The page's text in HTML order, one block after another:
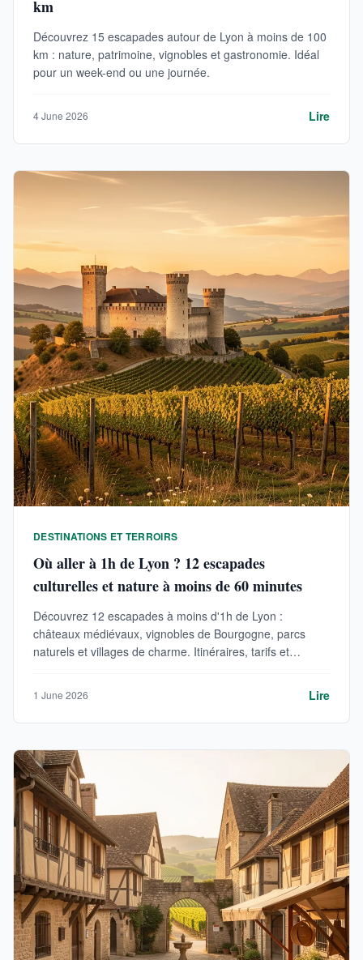
km
Découvrez 15 escapades autour de Lyon à moins de 100
km : nature, patrimoine, vignobles et gastronomie. Idéal
pour un week-end ou une journée.
4 June 2026 Lire
DESTINATIONS ET TERROIRS
Où aller à 1h de Lyon ? 12 escapades
culturelles et nature à moins de 60 minutes
Découvrez 12 escapades à moins d'1h de Lyon :
châteaux médiévaux, vignobles de Bourgogne, parcs
naturels et villages de charme. Itinéraires, tarifs et
1 June 2026 Lire